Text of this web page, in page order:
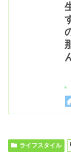
ライフスタイル